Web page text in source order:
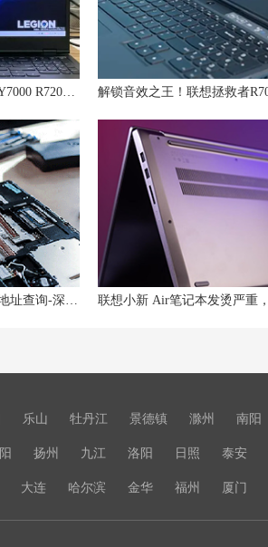
乐山 牡丹江 景德镇 滁州 南阳
扬州 九江 洛阳 日照 泰安
大连 哈尔滨 金华 福州 厦门